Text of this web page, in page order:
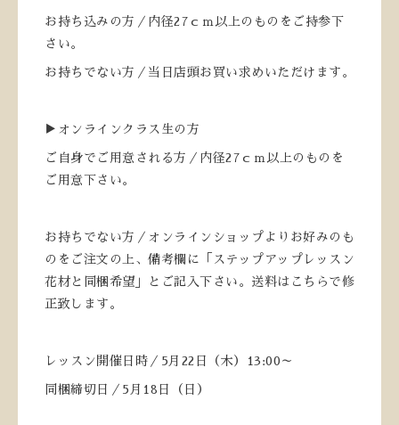
お持ち込みの方／内径27ｃｍ以上のものをご持参下
さい。
お持ちでない方／当日店頭お買い求めいただけます。
▶オンラインクラス生の方
ご自身でご用意される方／内径27ｃｍ以上のものを
ご用意下さい。
お持ちでない方／オンラインショップよりお好みのも
のをご注文の上、備考欄に「ステップアップレッスン
花材と同梱希望」とご記入下さい。送料はこちらで修
正致します。
レッスン開催日時／5月22日（木）13:00～
同梱締切日／5月18日（日）